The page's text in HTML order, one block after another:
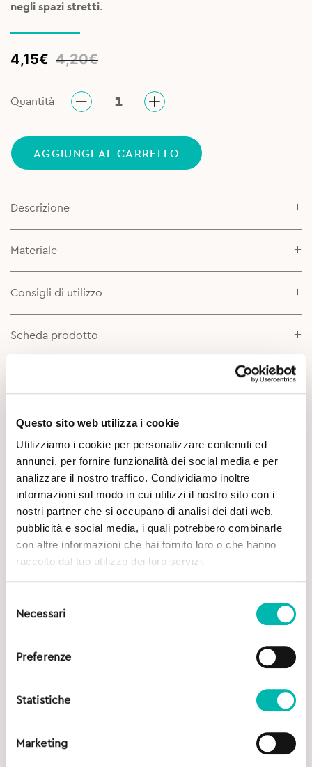
Questo sito web utilizza i cookie
Utilizziamo i cookie per personalizzare contenuti ed
annunci, per fornire funzionalità dei social media e per
analizzare il nostro traffico. Condividiamo inoltre
informazioni sul modo in cui utilizzi il nostro sito con i
nostri partner che si occupano di analisi dei dati web,
pubblicità e social media, i quali potrebbero combinarle
con altre informazioni che hai fornito loro o che hanno
raccolto dal tuo utilizzo dei loro servizi.
delNecessari
Preferenze
Statistiche
Marketing
negli spazi stretti.
4,20€
Original
4,20€.
4,15€
Current
4,15€.
Quantità
AGGIUNGI AL CARRELLO
Descrizione
Materiale
Consigli di utilizzo
Scheda prodotto
Potrebbe Interessarti